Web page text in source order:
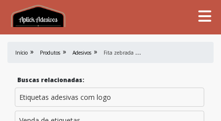
Início Produtos Adesivos F
ita zebrada antiderrapante
Buscas relacionadas:
Etiquetas adesivas com logo